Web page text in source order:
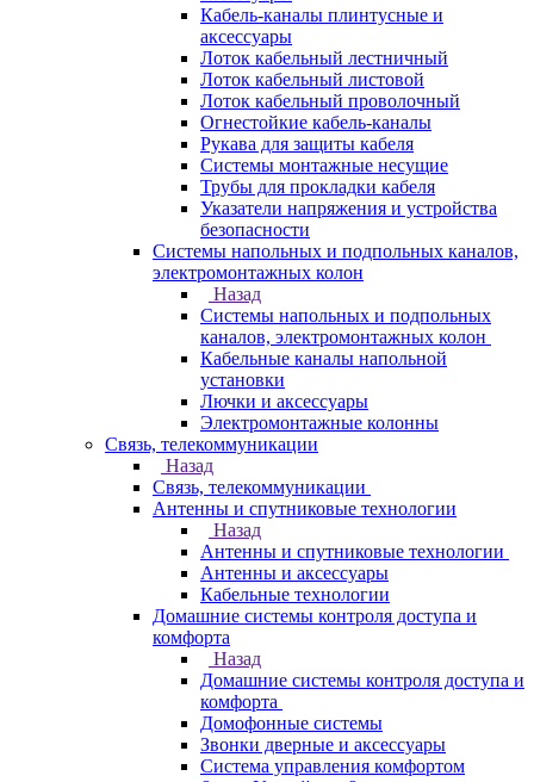
Кабель-каналы плинтусные и
аксессуары
Лоток кабельный лестничный
Лоток кабельный листовой
Лоток кабельный проволочный
Огнестойкие кабель-каналы
Рукава для защиты кабеля
Системы монтажные несущие
Трубы для прокладки кабеля
Указатели напряжения и устройства
безопасности
Системы напольных и подпольных каналов,
электромонтажных колон
Назад
Системы напольных и подпольных
каналов, электромонтажных колон
Кабельные каналы напольной
установки
Лючки и аксессуары
Электромонтажные колонны
Связь, телекоммуникации
Назад
Связь, телекоммуникации
Антенны и спутниковые технологии
Назад
Антенны и спутниковые технологии
Антенны и аксессуары
Кабельные технологии
Домашние системы контроля доступа и
комфорта
Назад
Домашние системы контроля доступа и
комфорта
Домофонные системы
Звонки дверные и аксессуары
Система управления комфортом